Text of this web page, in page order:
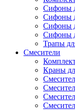
Сифоны
Сифоны
Сифоны
Сифоны
Трапы
Смесители
Краны